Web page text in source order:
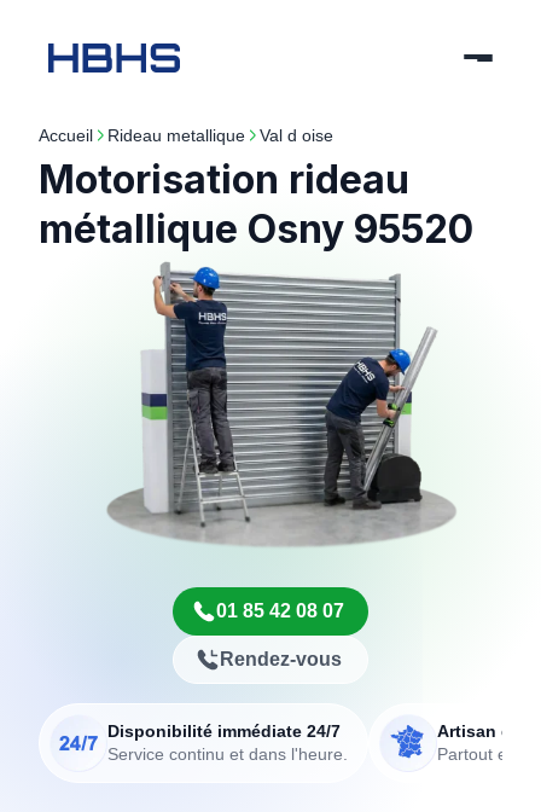
Accueil rideau metallique val d oise
Motorisation rideau
métallique Osny 95520
01 85 42 08 07
Rendez-vous
Disponibilité immédiate 24/7
Service continu et dans l'heure.
Artisan de
Partout en